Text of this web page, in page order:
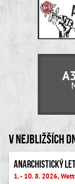
V nejbližších
Anarchistický
1. - 10. 8. 2026,